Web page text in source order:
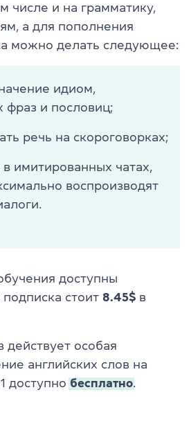
числе и на грамматику,
а для пополнения
можно делать следующее:
идиом,
фраз и пословиц;
речь на скороговорках;
имитированных чатах,
воспроизводят
доступны
стоит 8.45$ в
особая
английских слов на
доступно бесплатно.